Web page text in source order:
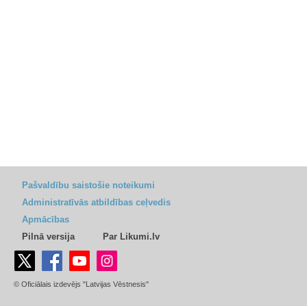
Pašvaldību saistošie noteikumi
Administratīvās atbildības ceļvedis
Apmācības
Pilnā versija
Par Likumi.lv
© Oficiālais izdevējs "Latvijas Vēstnesis"